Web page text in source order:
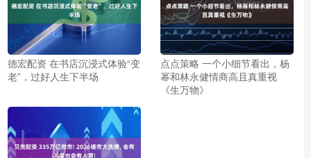
德宏配资 在书店沉浸式体验“变
老”，过好人生下半场
点点策略 一个小细节看出，杨
幂和林永健情商高且真重视
《生万物》